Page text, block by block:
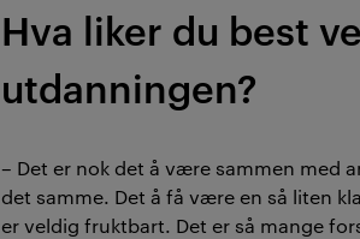
Hva liker du best
utdanningen?
– Det er nok det å være sammen med
det samme. Det å få være en så liten
er veldig fruktbart. Det er så mange